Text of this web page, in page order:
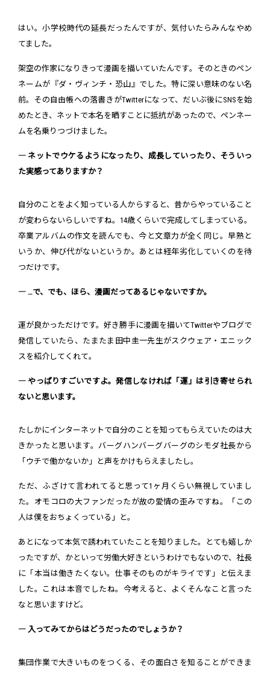
はい。小学校時代の延長だったんですが、気付いたらみんなやめ
てました。
架空の作家になりきって漫画を描いていたんです。そのときのペン
ネームが『ダ・ヴィンチ・恐山』でした。特に深い意味のない名
前。その自由帳への落書きがTwitterになって、だいぶ後にSNSを始
めたとき、ネットで本名を晒すことに抵抗があったので、ペンネー
ムを名乗りつづけました。
― ネットでウケるようになったり、成長していったり、そういっ
た実感ってありますか？
自分のことをよく知っている人からすると、昔からやっていること
が変わらないらしいですね。14歳くらいで完成してしまっている。
卒業アルバムの作文を読んでも、今と文章力が全く同じ。早熟と
いうか、伸び代がないというか。あとは経年劣化していくのを待
つだけです。
― …で、でも、ほら、漫画だってあるじゃないですか。
運が良かっただけです。好き勝手に漫画を描いてTwitterやブログで
発信していたら、たまたま田中圭一先生がスクウェア・エニック
スを紹介してくれて。
― やっぱりすごいですよ。発信しなければ「運」は引き寄せられ
ないと思います。
たしかにインターネットで自分のことを知ってもらえていたのは大
きかったと思います。バーグハンバーグバーグのシモダ社長から
「ウチで働かないか」と声をかけもらえましたし。
ただ、ふざけて言われてると思って1ヶ月くらい無視していまし
た。オモコロの大ファンだったが故の愛情の歪みですね。「この
人は僕をおちょくっている」と。
あとになって本気で誘われていたことを知りました。とても嬉しか
ったですが、かといって労働大好きというわけでもないので、社長
に「本当は働きたくない。仕事そのものがキライです」と伝えま
した。これは本音でしたね。今考えると、よくそんなこと言った
なと思いますけど。
― 入ってみてからはどうだったのでしょうか？
集団作業で大きいものをつくる、その面白さを知ることができま